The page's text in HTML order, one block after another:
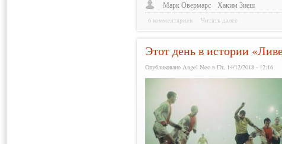
Марк Овермарс
Хаким Зиеш
6 комментариев Читать далее
Этот день в истории
Опубликовано Angel Neo в Пт, 14/12/2018 - 12:16